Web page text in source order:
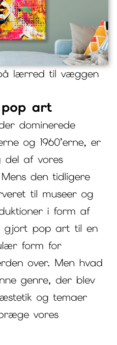
lærred til væggen
art
dominerede
og 1960’erne, er
del af vores
den tidligere
til museer og
i form af
gjort pop art til en
form for
over. Men hvad
genre, der blev
og temaer
vores